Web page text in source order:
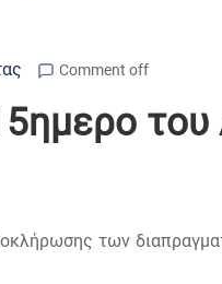
Comment off
των